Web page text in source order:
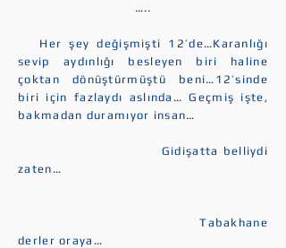
…..
Her şey değişmişti 12’de…Karanlığı
sevip aydınlığı besleyen biri haline
çoktan dönüştürmüştü beni…12’sinde
biri için fazlaydı aslında… Geçmiş işte,
bakmadan duramıyor insan…
Gidişatta belliydi
zaten…
Tabakhane
derler oraya…